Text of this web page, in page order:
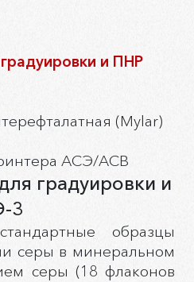
и ПНР
(Mylar)
АСЭ/АСВ
градуировки и
3
образцы
серы в минеральном
серы (18 флаконов